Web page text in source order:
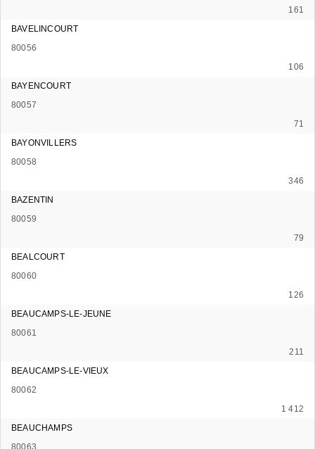
161
BAVELINCOURT
80056
106
BAYENCOURT
80057
71
BAYONVILLERS
80058
346
BAZENTIN
80059
79
BEALCOURT
80060
126
BEAUCAMPS-LE-JEUNE
80061
211
BEAUCAMPS-LE-VIEUX
80062
1 412
BEAUCHAMPS
80063